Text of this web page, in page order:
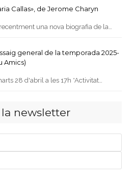
Callas», de Jerome Charyn
una nova biografia de la…
general de la temporada 2025-
Amics)
28 d'abril a les 17h *Activitat…
newsletter